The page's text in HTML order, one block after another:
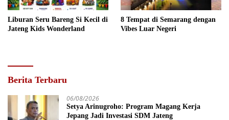
Liburan Seru Bareng Si Kecil di
Jateng Kids Wonderland
8 Tempat di Semarang dengan
Vibes Luar Negeri
Berita Terbaru
06/08/2026
Setya Arinugroho: Program Magang Kerja
Jepang Jadi Investasi SDM Jateng